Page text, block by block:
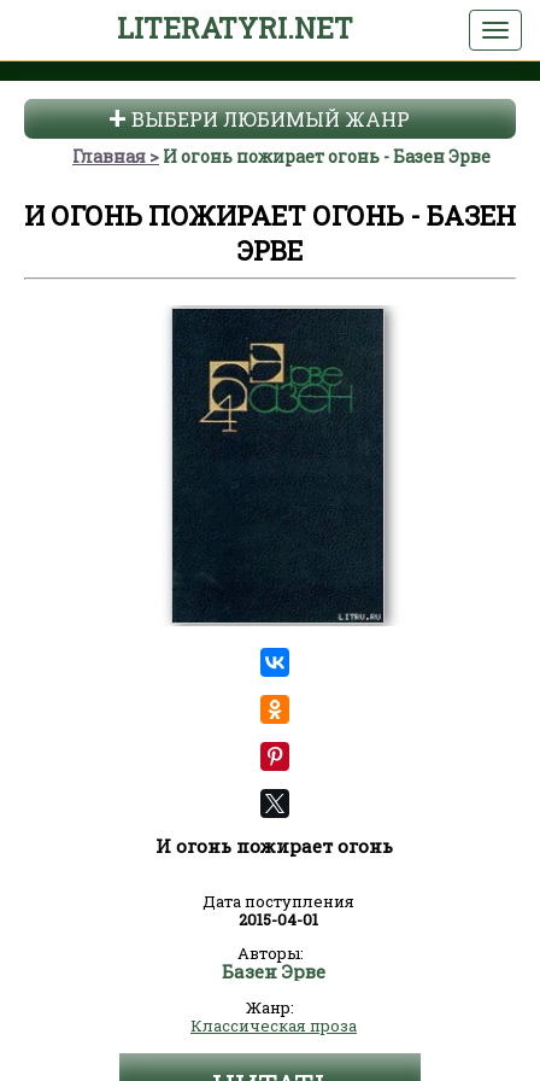
LITERATYRI.NET
ВЫБЕРИ ЛЮБИМЫЙ ЖАНР
Главная И огонь пожирает огонь - Базен Эрве
И ОГОНЬ ПОЖИРАЕТ ОГОНЬ - БАЗЕН
ЭРВЕ
И огонь пожирает огонь
Дата поступления
2015-04-01
Авторы:
Базен Эрве
Жанр:
Классическая проза